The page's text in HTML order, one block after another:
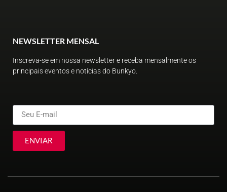
NEWSLETTER MENSAL
Inscreva-se em nossa newsletter e receba mensalmente os
principais eventos e notícias do Bunkyo.
ENVIAR